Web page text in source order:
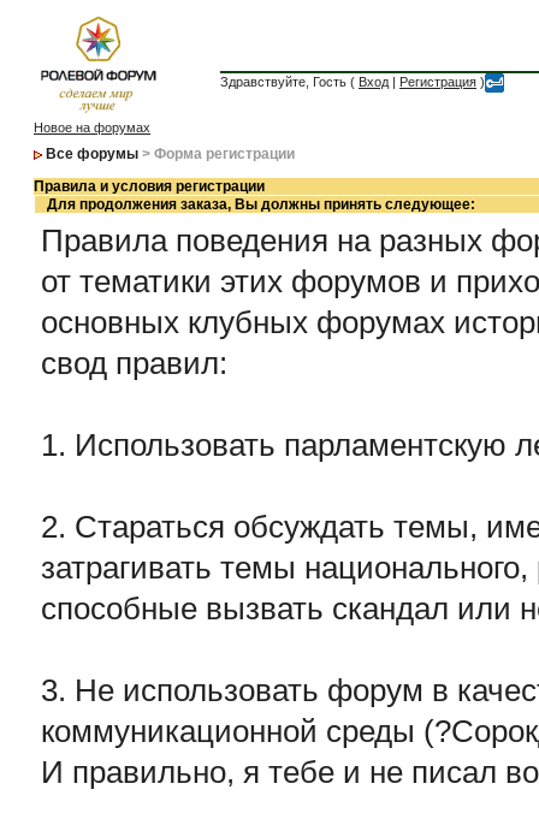
Здравствуйте, Гость ( Вход | Регистрация )
Новое на форумах
Все форумы > Форма регистрации
Правила и условия регистрации
Для продолжения заказа, Вы должны принять следующее:
Правила поведения на разных
от тематики этих форумов и
основных клубных форумах
свод правил:
1. Использовать парламентскую
2. Стараться обсуждать темы,
затрагивать темы
способные вызвать скандал или
3. Не использовать форум в
коммуникационной среды
И правильно, я тебе и не писал